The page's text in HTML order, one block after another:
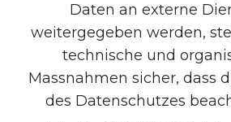
Daten an externe
weitergegeben werden,
technische und
Massnahmen sicher, dass
des Datenschutzes